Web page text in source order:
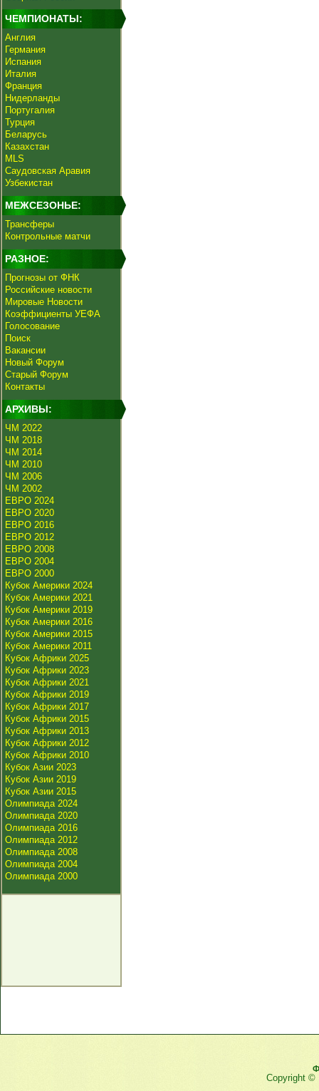
ЧЕМПИОНАТЫ:
Англия
Германия
Испания
Италия
Франция
Нидерланды
Португалия
Турция
Беларусь
Казахстан
MLS
Саудовская Аравия
Узбекистан
МЕЖСЕЗОНЬЕ:
Трансферы
Контрольные матчи
РАЗНОЕ:
Прогнозы от ФНК
Российские новости
Мировые Новости
Коэффициенты УЕФА
Голосование
Поиск
Вакансии
Новый Форум
Старый Форум
Контакты
АРХИВЫ:
ЧМ 2022
ЧМ 2018
ЧМ 2014
ЧМ 2010
ЧМ 2006
ЧМ 2002
ЕВРО 2024
ЕВРО 2020
ЕВРО 2016
ЕВРО 2012
ЕВРО 2008
ЕВРО 2004
ЕВРО 2000
Кубок Америки 2024
Кубок Америки 2021
Кубок Америки 2019
Кубок Америки 2016
Кубок Америки 2015
Кубок Америки 2011
Кубок Африки 2025
Кубок Африки 2023
Кубок Африки 2021
Кубок Африки 2019
Кубок Африки 2017
Кубок Африки 2015
Кубок Африки 2013
Кубок Африки 2012
Кубок Африки 2010
Кубок Азии 2023
Кубок Азии 2019
Кубок Азии 2015
Олимпиада 2024
Олимпиада 2020
Олимпиада 2016
Олимпиада 2012
Олимпиада 2008
Олимпиада 2004
Олимпиада 2000
Copyright ©